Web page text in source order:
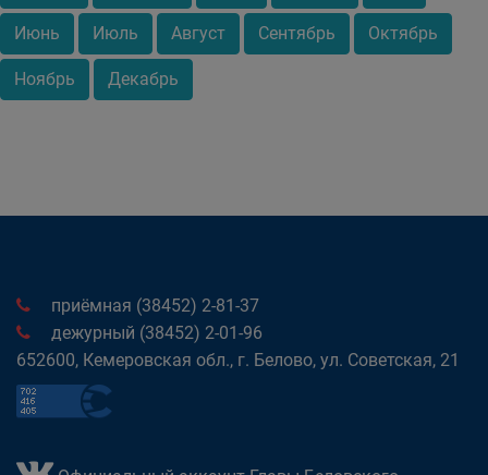
Июнь Июль Август Сентябрь Октябрь
Ноябрь Декабрь
приёмная (38452) 2-81-37
дежурный (38452) 2-01-96
652600, Кемеровская обл., г. Белово, ул. Советская, 21